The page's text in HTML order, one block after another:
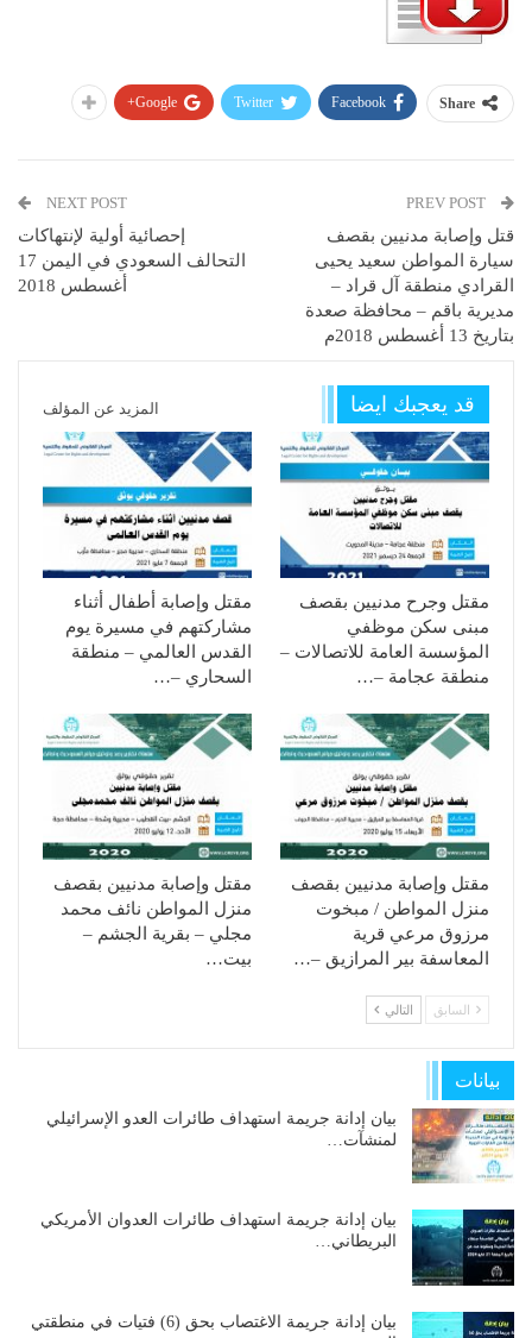
Share
Facebook
Twitter
Google+
قتل وإصابة مدنيين بقصف
سيارة المواطن سعيد يحيى
القرادي منطقة آل قراد –
مديرية باقم – محافظة صعدة
بتاريخ 13 أغسطس 2018م
NEXT POST
إحصائية أولية لإنتهاكات
التحالف السعودي في اليمن 17
أغسطس 2018
قد يعجبك ايضا المزيد عن المؤلف
مقتل وجرح مدنيين بقصف
مبنى سكن موظفي
المؤسسة العامة للاتصالات –
منطقة عجامة –…
مقتل وإصابة أطفال أثناء
مشاركتهم في مسيرة يوم
القدس العالمي – منطقة
السحاري –…
مقتل وإصابة مدنيين بقصف
منزل المواطن / مبخوت
مرزوق مرعي قرية
المعاسفة بير المرازيق –…
مقتل وإصابة مدنيين بقصف
منزل المواطن نائف محمد
مجلي – بقرية الجشم –
بيت…
السابق التالي
بيانات
بيان إدانة جريمة استهداف طائرات العدو الإسرائيلي
لمنشآت…
بيان إدانة جريمة استهداف طائرات العدوان الأمريكي
البريطاني…
بيان إدانة جريمة الاغتصاب بحق (6) فتيات في منطقتي